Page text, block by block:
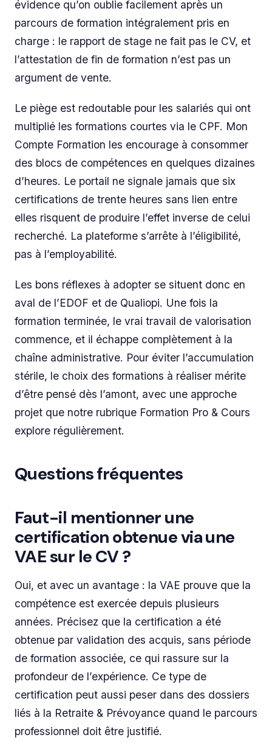
évidence qu’on oublie facilement après un
parcours de formation intégralement pris en
charge : le rapport de stage ne fait pas le CV, et
l’attestation de fin de formation n’est pas un
argument de vente.
Le piège est redoutable pour les salariés qui ont
multiplié les formations courtes via le CPF. Mon
Compte Formation les encourage à consommer
des blocs de compétences en quelques dizaines
d’heures. Le portail ne signale jamais que six
certifications de trente heures sans lien entre
elles risquent de produire l’effet inverse de celui
recherché. La plateforme s’arrête à l’éligibilité,
pas à l’employabilité.
Les bons réflexes à adopter se situent donc en
aval de l’EDOF et de Qualiopi. Une fois la
formation terminée, le vrai travail de valorisation
commence, et il échappe complètement à la
chaîne administrative. Pour éviter l’accumulation
stérile, le choix des formations à réaliser mérite
d’être pensé dès l’amont, avec une approche
projet que notre rubrique Formation Pro & Cours
explore régulièrement.
Questions fréquentes
Faut-il mentionner une
certification obtenue via une
VAE sur le CV ?
Oui, et avec un avantage : la VAE prouve que la
compétence est exercée depuis plusieurs
années. Précisez que la certification a été
obtenue par validation des acquis, sans période
de formation associée, ce qui rassure sur la
profondeur de l’expérience. Ce type de
certification peut aussi peser dans des dossiers
liés à la Retraite & Prévoyance quand le parcours
professionnel doit être justifié.